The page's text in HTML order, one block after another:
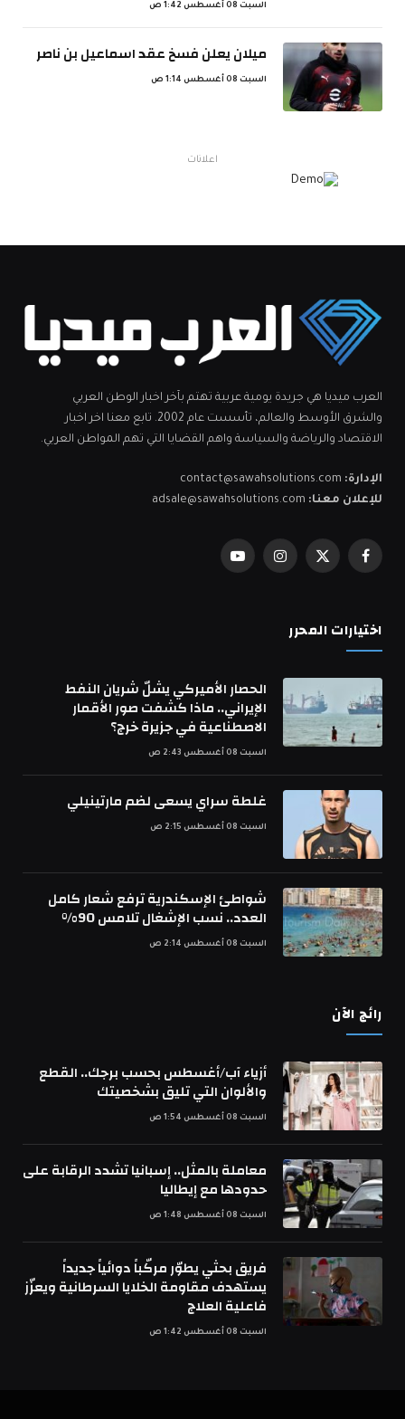
السبت 08 أغسطس 1:42 ص
ميلان يعلن فسخ عقد اسماعيل بن ناصر
السبت 08 أغسطس 1:14 ص
اعلانات
العرب ميديا هي جريدة يومية عربية تهتم بآخر اخبار الوطن العربي
والشرق الأوسط والعالم، تأسست عام 2002. تابع معنا اخر اخبار
الاقتصاد والرياضة والسياسة واهم القضايا التي تهم المواطن العربي.
الإدارة: contact@sawahsolutions.com
للإعلان معنا: adsale@sawahsolutions.com
فيسبوكX
الانستغراميوتيوب
اختيارات المحرر
الحصار الأميركي يشلّ شريان النفط
الإيراني.. ماذا كشفت صور الأقمار
الاصطناعية في جزيرة خرج؟
السبت 08 أغسطس 2:43 ص
غلطة سراي يسعى لضم مارتينيلي
السبت 08 أغسطس 2:15 ص
شواطئ الإسكندرية ترفع شعار كامل
العدد.. نسب الإشغال تلامس 90%
السبت 08 أغسطس 2:14 ص
رائج الآن
أزياء آب/أغسطس بحسب برجك.. القطع
والألوان التي تليق بشخصيتك
السبت 08 أغسطس 1:54 ص
معاملة بالمثل.. إسبانيا تشدد الرقابة على
حدودها مع إيطاليا
السبت 08 أغسطس 1:48 ص
فريق بحثي يطوّر مركّباً دوائياً جديداً
يستهدف مقاومة الخلايا السرطانية ويعزّز
فاعلية العلاج
السبت 08 أغسطس 1:42 ص